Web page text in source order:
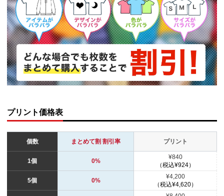
プリント価格表
個数 まとめて割 割引率 プリント
1個 0%
¥840
（税込¥924）
5個 0%
¥4,200
（税込¥4,620）